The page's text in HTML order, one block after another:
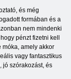
és még
formában és a
nem mindenki
pénzt fizetni kell
amely akkor
vagy fantasztikus
jó szórakozást, és